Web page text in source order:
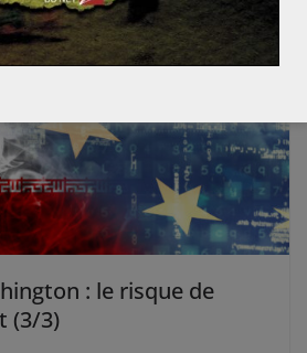
: le risque de
(3/3)